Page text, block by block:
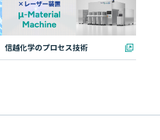
信越化学のプロセス技術